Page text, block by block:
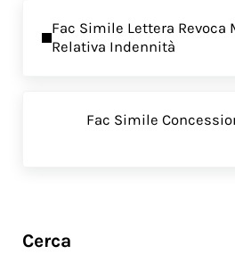
Fac Simile Lettera Revoca
Relativa Indennità
Fac Simile
Sidebar
Cerca